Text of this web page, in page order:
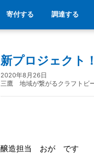
寄付する 調達する
新プロジェクト！
2020年8月26日
三鷹 地域が繋がるクラフトビ
醸造担当 おが です